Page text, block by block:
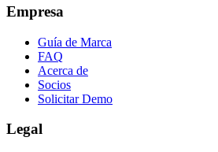
Empresa
Guía de Marca
FAQ
Acerca de
Socios
Solicitar Demo
Legal